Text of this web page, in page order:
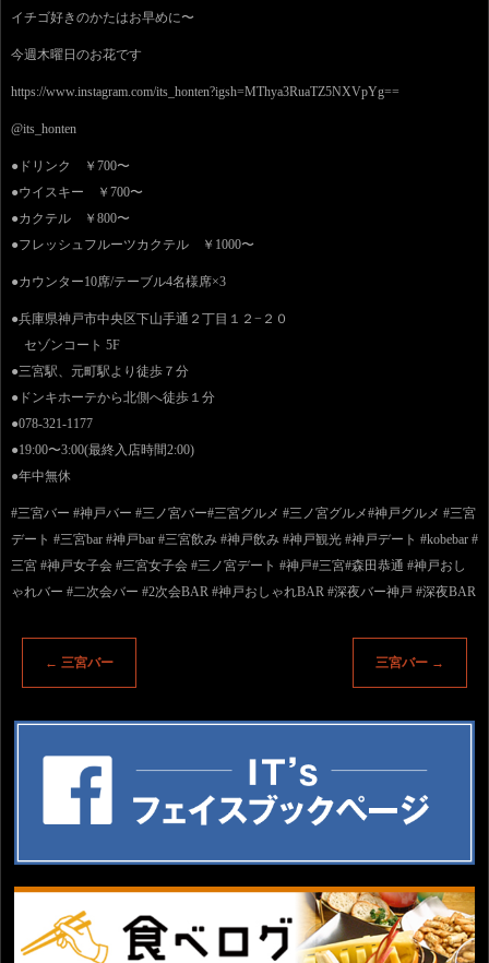
イチゴ好きのかたはお早めに〜
今週木曜日のお花です
https://www.instagram.com/its_honten?igsh=MThya3RuaTZ5NXVpYg==
@its_honten
●ドリンク ￥700〜
●ウイスキー ￥700〜
●カクテル ￥800〜
●フレッシュフルーツカクテル ￥1000〜
●カウンター10席/テーブル4名様席×3
●兵庫県神戸市中央区下山手通２丁目１２−２０
セゾンコート 5F
●三宮駅、元町駅より徒歩７分
●ドンキホーテから北側へ徒歩１分
●078-321-1177
●19:00〜3:00(最終入店時間2:00)
●年中無休
#三宮バー #神戸バー #三ノ宮バー#三宮グルメ #三ノ宮グルメ#神戸グルメ #三宮
デート #三宮bar #神戸bar #三宮飲み #神戸飲み #神戸観光 #神戸デート #kobebar #
三宮 #神戸女子会 #三宮女子会 #三ノ宮デート #神戸#三宮#森田恭通 #神戸おし
ゃれバー #二次会バー #2次会BAR #神戸おしゃれBAR #深夜バー神戸 #深夜BAR
← 三宮バー 三宮バー →